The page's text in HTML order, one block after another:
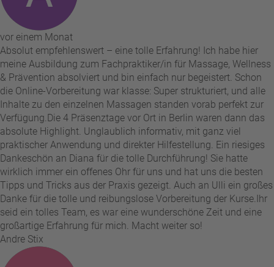
vor einem Monat
Absolut empfehlenswert – eine tolle Erfahrung! Ich habe hier
meine Ausbildung zum Fachpraktiker/in für Massage, Wellness
& Prävention absolviert und bin einfach nur begeistert. Schon
die Online-Vorbereitung war klasse: Super strukturiert, und alle
Inhalte zu den einzelnen Massagen standen vorab perfekt zur
Verfügung. ​Die 4 Präsenztage vor Ort in Berlin waren dann das
absolute Highlight. Unglaublich informativ, mit ganz viel
praktischer Anwendung und direkter Hilfestellung. Ein riesiges
Dankeschön an Diana für die tolle Durchführung! Sie hatte
wirklich immer ein offenes Ohr für uns und hat uns die besten
Tipps und Tricks aus der Praxis gezeigt. Auch an Ulli ein großes
Danke für die tolle und reibungslose Vorbereitung der Kurse. ​Ihr
seid ein tolles Team, es war eine wunderschöne Zeit und eine
großartige Erfahrung für mich. Macht weiter so!
Andre Stix